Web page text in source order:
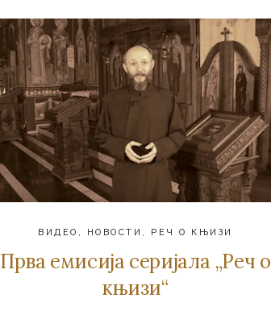
ВИДЕО , НОВОСТИ , РЕЧ О КЊИЗИ
Прва емисија серијала „Реч о
књизи“